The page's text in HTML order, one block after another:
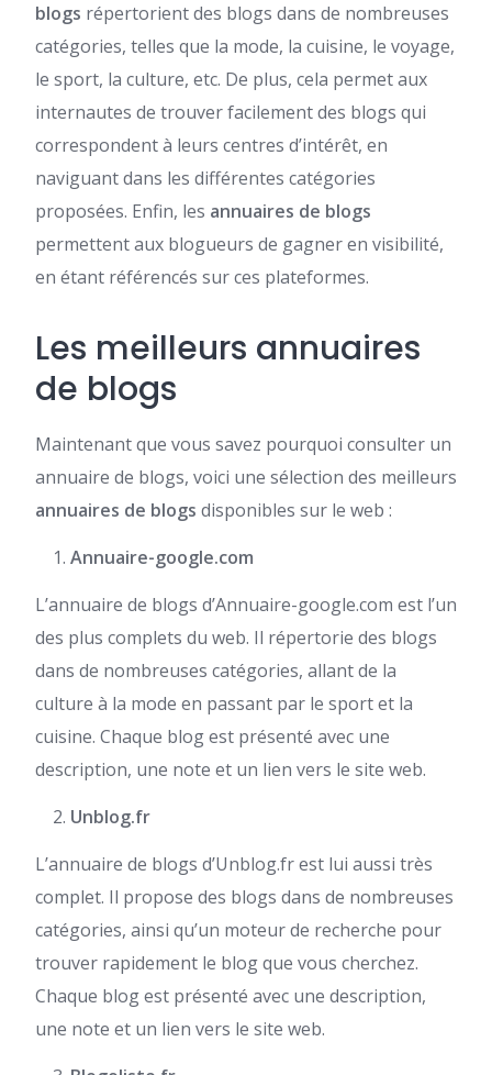
blogs répertorient des blogs dans de nombreuses
catégories, telles que la mode, la cuisine, le voyage,
le sport, la culture, etc. De plus, cela permet aux
internautes de trouver facilement des blogs qui
correspondent à leurs centres d’intérêt, en
naviguant dans les différentes catégories
proposées. Enfin, les annuaires de blogs
permettent aux blogueurs de gagner en visibilité,
en étant référencés sur ces plateformes.
Les meilleurs annuaires
de blogs
Maintenant que vous savez pourquoi consulter un
annuaire de blogs, voici une sélection des meilleurs
annuaires de blogs disponibles sur le web :
Annuaire-google.com
L’annuaire de blogs d’Annuaire-google.com est l’un
des plus complets du web. Il répertorie des blogs
dans de nombreuses catégories, allant de la
culture à la mode en passant par le sport et la
cuisine. Chaque blog est présenté avec une
description, une note et un lien vers le site web.
Unblog.fr
L’annuaire de blogs d’Unblog.fr est lui aussi très
complet. Il propose des blogs dans de nombreuses
catégories, ainsi qu’un moteur de recherche pour
trouver rapidement le blog que vous cherchez.
Chaque blog est présenté avec une description,
une note et un lien vers le site web.